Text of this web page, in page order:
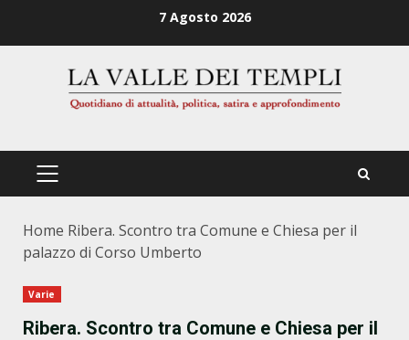
7 Agosto 2026
PRIMÄRES
Home Ribera. Scontro tra Comune e Chiesa per il
palazzo di Corso Umberto
Varie
Ribera. Scontro tra Comune e Chiesa per il